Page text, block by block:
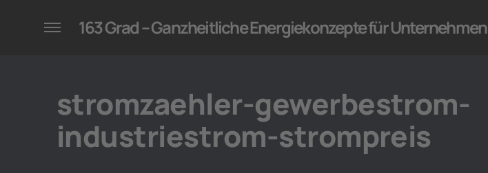
für Unternehmen
163 Grad – Ganzheitliche Energiekonzepte für Unternehmen
stromzaehler-gewerbestrom-
industriestrom-strompreis